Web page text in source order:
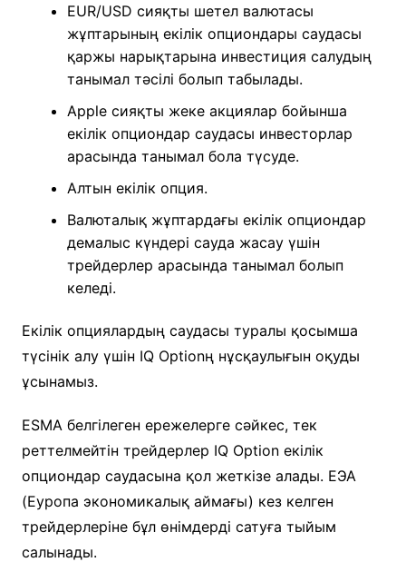
EUR/USD сияқты шетел валютасы
жұптарының екілік опциондары саудасы
қаржы нарықтарына инвестиция салудың
танымал тәсілі болып табылады.
Apple сияқты жеке акциялар бойынша
екілік опциондар саудасы инвесторлар
арасында танымал бола түсуде.
Алтын екілік опция.
Валюталық жұптардағы екілік опциондар
демалыс күндері сауда жасау үшін
трейдерлер арасында танымал болып
келеді.
Екілік опциялардың саудасы туралы қосымша
түсінік алу үшін IQ Optionң нұсқаулығын оқуды
ұсынамыз.
ESMA белгілеген ережелерге сәйкес, тек
реттелмейтін трейдерлер IQ Option екілік
опциондар саудасына қол жеткізе алады. ЕЭА
(Еуропа экономикалық аймағы) кез келген
трейдерлеріне бұл өнімдерді сатуға тыйым
салынады.